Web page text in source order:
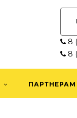
8
8
ПАРТНЕРАМ